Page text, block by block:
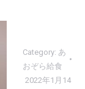
Category: あ
おぞら給食
2022年1月14